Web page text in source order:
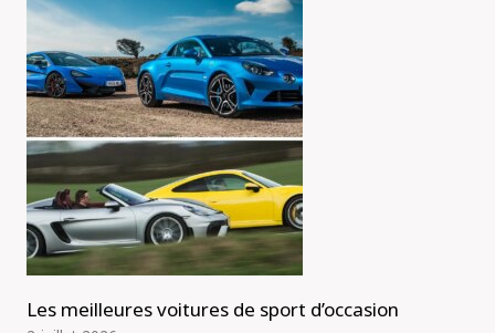
Les meilleures voitures de sport d’occasion